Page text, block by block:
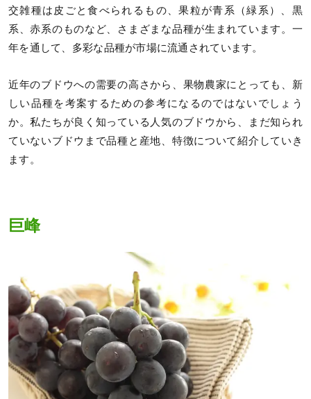
交雑種は皮ごと食べられるもの、果粒が青系（緑系）、黒
系、赤系のものなど、さまざまな品種が生まれています。一
年を通して、多彩な品種が市場に流通されています。
近年のブドウへの需要の高さから、果物農家にとっても、新
しい品種を考案するための参考になるのではないでしょう
か。私たちが良く知っている人気のブドウから、まだ知られ
ていないブドウまで品種と産地、特徴について紹介していき
ます。
巨峰